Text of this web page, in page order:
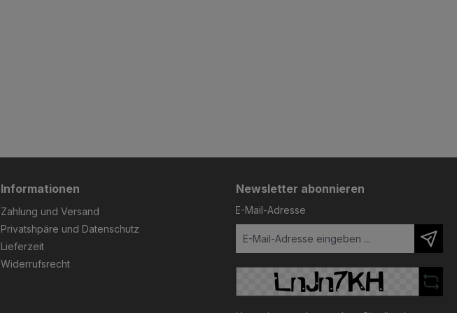
Informationen
Zahlung und Versand
Privatshpäre und Datenschutz
Lieferzeit
Widerrufsrecht
Newsletter abonnieren
E-Mail-Adresse